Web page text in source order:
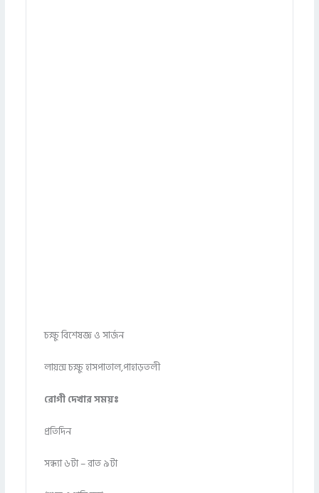
চক্ষু বিশেষজ্ঞ ও সার্জন
লায়ন্স চক্ষু হাসপাতাল,পাহাড়তলী
রোগী দেখার সময়ঃ
প্রতিদিন
সন্ধ্যা ৬টা – রাত ৯টা